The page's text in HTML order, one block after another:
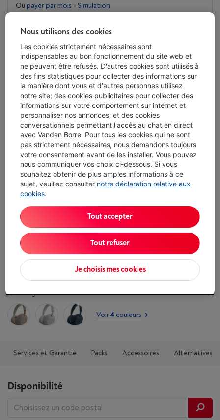
Ou payer par mois - Simulation
Attention, emprunter de l'argent coûte aussi de l'argent.
Moins de 10 en stock, commandez vite !
J'achète
Comparer
Atouts
Réduction de bruit avancée grâce à 12 microphones et au
processeur HD QN3, offrant une adaptation en temps
réel à l'environnement sonore
Le mécanisme de pliage en métal assure une durabilité
accrue et une portabilité facilitée
Prise en charge de LE Audio et de la diffusion Auracast™
pour une latence réduite et une qualité sonore
exceptionnelle
Chargeur vendu séparément
Afficher toutes les caractéristiques
Existe également dans d'autres couleurs
Voir4 couleurs
Services et Garantie Packs Accessoires Alternatives
Disponibilité
Nous utilisons des cookies
Les cookies strictement nécessaires sont
indispensables au bon fonctionnement du site web et
ne peuvent être refusés. D'autres cookies sont utilisés à
des fins statistiques pour collecter des informations sur
la manière dont vous et d'autres personnes utilisez
notre site; des cookies publicitaires pour collecter des
informations sur votre comportement sur internet et
personnaliser nos annonces; et des cookies
conversationnels permettant l'accès au chat en direct
avec Vanden Borre. Pour tous les cookies qui ne sont
pas strictement nécessaires, nous demandons toujours
votre consentement avant de les installer. Vous pouvez
nous communiquer vos choix ci-dessous. Si vous
souhaitez obtenir de plus amples informations à ce
sujet, veuillez consulter notre déclaration relative aux
cookies.
Je choisis mes cookies
Tout refuser
Tout accepter